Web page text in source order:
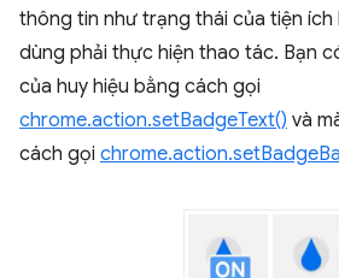
thông tin như trạng thái của tiện ích
dùng phải thực hiện thao tác. Bạn
của huy hiệu bằng cách gọi
chrome.action.setBadgeText() và
cách gọi